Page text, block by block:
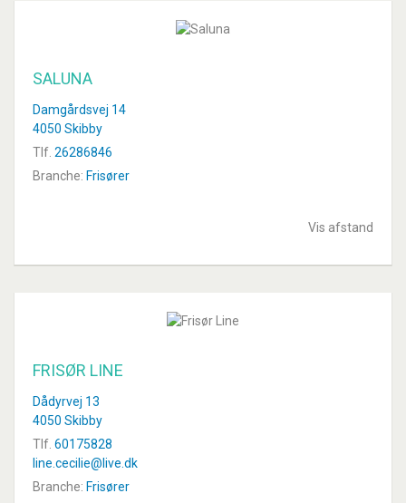
SALUNA
Damgårdsvej 14
4050 Skibby
Tlf. 26286846
Branche: Frisører
Vis afstand
FRISØR LINE
Dådyrvej 13
4050 Skibby
Tlf. 60175828
line.cecilie@live.dk
Branche: Frisører